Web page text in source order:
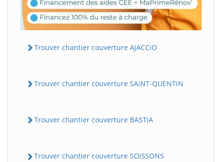
Trouver chantier couverture AJACCiO
Trouver chantier couverture SAiNT-QUENTiN
Trouver chantier couverture BASTiA
Trouver chantier couverture SOiSSONS